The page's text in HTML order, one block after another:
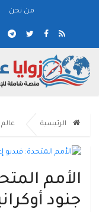
من نحن
الرئيسية عالم
الأمم
جنود